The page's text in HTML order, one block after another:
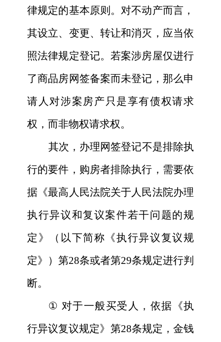
律规定的基本原则。对不动产而言，
其设立、变更、转让和消灭，应当依
照法律规定登记。 若案涉房屋仅进行
了商品房网签备案而未登记， 那么申
请人 对涉案房产只是享有债权请求
权，而非物权请求权。
其次，办理网签登记不是排除执
行的要件，购房者排除执行，需要依
据《最高人民法院关于人民法院办理
执行异议和复议案件若干问题的规
定》（以下简称《执行异议复议规
定》）第28条或者第29条规定进行判
断。
① 对于一般买受人，依据《执
行异议复议规定》第28条规定，金钱